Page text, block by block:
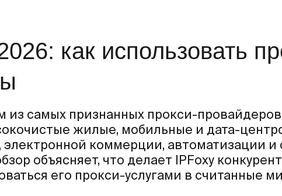
как использовать
из самых признанных прокси-
жилые, мобильные и дата-
электронной коммерции, автоматизации и
объясняет, что делает IPFoxy
его прокси-услугами в считанные